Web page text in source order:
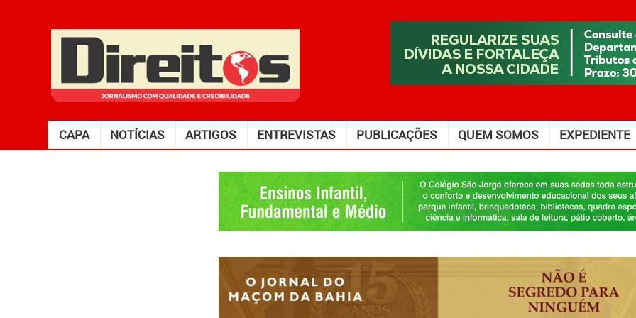
CAPA NOTÍCIAS ARTIGOS ENTREVISTAS PUBLICAÇÕES QUEM SOMOS EXPEDIENTE